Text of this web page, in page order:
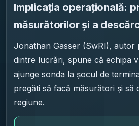
Implicația operațională:
măsurătorilor și a
Jonathan Gasser (SwRI), autor
dintre lucrări, spune că echipa
ajunge sonda la șocul de
pregăti să facă măsurători și să
regiune.